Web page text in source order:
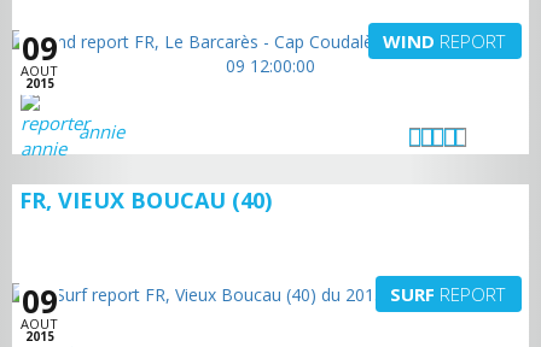
09
AOUT
2015
WIND REPORT
annie
FR, VIEUX BOUCAU (40)
09
AOUT
2015
SURF REPORT